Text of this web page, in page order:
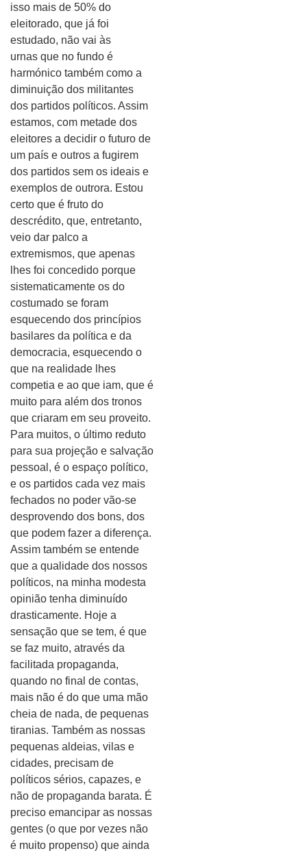
isso mais de 50% do
eleitorado, que já foi
estudado, não vai às
urnas que no fundo é
harmónico também como a
diminuição dos militantes
dos partidos políticos. Assim
estamos, com metade dos
eleitores a decidir o futuro de
um país e outros a fugirem
dos partidos sem os ideais e
exemplos de outrora. Estou
certo que é fruto do
descrédito, que, entretanto,
veio dar palco a
extremismos, que apenas
lhes foi concedido porque
sistematicamente os do
costumado se foram
esquecendo dos princípios
basilares da política e da
democracia, esquecendo o
que na realidade lhes
competia e ao que iam, que é
muito para além dos tronos
que criaram em seu proveito.
Para muitos, o último reduto
para sua projeção e salvação
pessoal, é o espaço político,
e os partidos cada vez mais
fechados no poder vão-se
desprovendo dos bons, dos
que podem fazer a diferença.
Assim também se entende
que a qualidade dos nossos
políticos, na minha modesta
opinião tenha diminuído
drasticamente. Hoje a
sensação que se tem, é que
se faz muito, através da
facilitada propaganda,
quando no final de contas,
mais não é do que uma mão
cheia de nada, de pequenas
tiranias. Também as nossas
pequenas aldeias, vilas e
cidades, precisam de
políticos sérios, capazes, e
não de propaganda barata. É
preciso emancipar as nossas
gentes (o que por vezes não
é muito propenso) que ainda